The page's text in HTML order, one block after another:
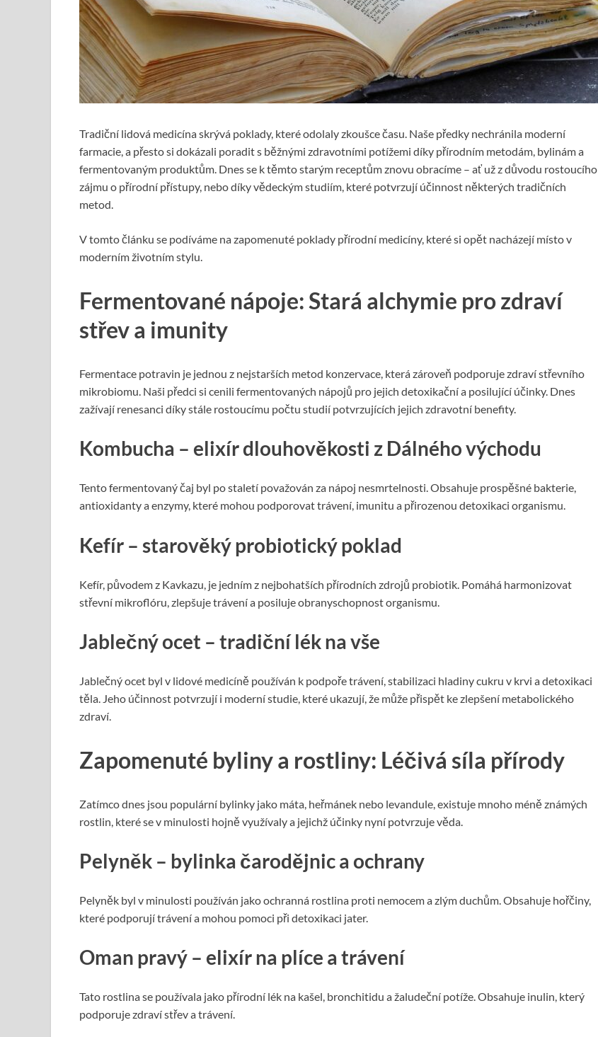
Tradiční lidová medicína skrývá poklady, které odolaly zkoušce času. Naše předky nechránila moderní
farmacie, a přesto si dokázali poradit s běžnými zdravotními potížemi díky přírodním metodám, bylinám a
fermentovaným produktům. Dnes se k těmto starým receptům znovu obracíme – ať už z důvodu rostoucího
zájmu o přírodní přístupy, nebo díky vědeckým studiím, které potvrzují účinnost některých tradičních
metod.
V tomto článku se podíváme na zapomenuté poklady přírodní medicíny, které si opět nacházejí místo v
moderním životním stylu.
Fermentované nápoje: Stará alchymie pro zdraví
střev a imunity
Fermentace potravin je jednou z nejstarších metod konzervace, která zároveň podporuje zdraví střevního
mikrobiomu. Naši předci si cenili fermentovaných nápojů pro jejich detoxikační a posilující účinky. Dnes
zažívají renesanci díky stále rostoucímu počtu studií potvrzujících jejich zdravotní benefity.
Kombucha – elixír dlouhověkosti z Dálného východu
Tento fermentovaný čaj byl po staletí považován za nápoj nesmrtelnosti. Obsahuje prospěšné bakterie,
antioxidanty a enzymy, které mohou podporovat trávení, imunitu a přirozenou detoxikaci organismu.
Kefír – starověký probiotický poklad
Kefír, původem z Kavkazu, je jedním z nejbohatších přírodních zdrojů probiotik. Pomáhá harmonizovat
střevní mikroflóru, zlepšuje trávení a posiluje obranyschopnost organismu.
Jablečný ocet – tradiční lék na vše
Jablečný ocet byl v lidové medicíně používán k podpoře trávení, stabilizaci hladiny cukru v krvi a detoxikaci
těla. Jeho účinnost potvrzují i moderní studie, které ukazují, že může přispět ke zlepšení metabolického
zdraví.
Zapomenuté byliny a rostliny: Léčivá síla přírody
Zatímco dnes jsou populární bylinky jako máta, heřmánek nebo levandule, existuje mnoho méně známých
rostlin, které se v minulosti hojně využívaly a jejichž účinky nyní potvrzuje věda.
Pelyněk – bylinka čarodějnic a ochrany
Pelyněk byl v minulosti používán jako ochranná rostlina proti nemocem a zlým duchům. Obsahuje hořčiny,
které podporují trávení a mohou pomoci při detoxikaci jater.
Oman pravý – elixír na plíce a trávení
Tato rostlina se používala jako přírodní lék na kašel, bronchitidu a žaludeční potíže. Obsahuje inulin, který
podporuje zdraví střev a trávení.